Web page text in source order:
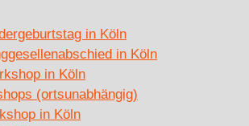
in Köln
in Köln
in Köln
(ortsunabhängig)
in Köln